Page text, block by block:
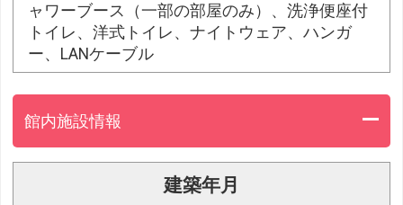
ャワーブース（一部の部屋のみ）、洗浄便座付
トイレ、洋式トイレ、ナイトウェア、ハンガ
ー、LANケーブル
館内施設情報
建築年月